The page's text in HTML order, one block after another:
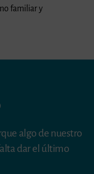
familiar y
algo de nuestro
dar el último